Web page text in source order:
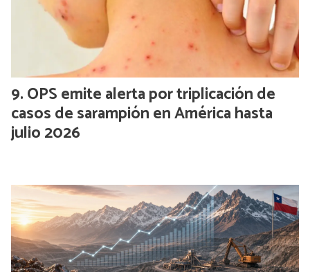
OPS emite alerta por triplicación de
casos de sarampión en América hasta
julio 2026